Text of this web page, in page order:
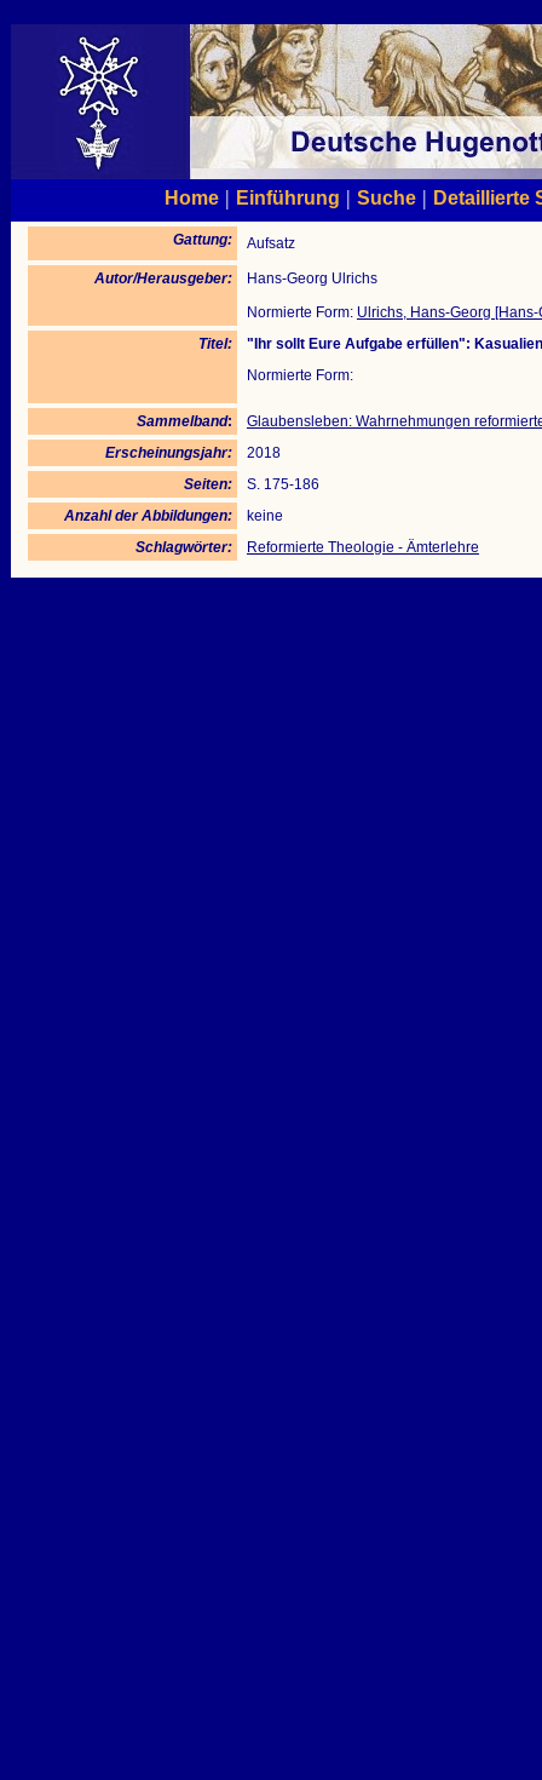
Home| Einführung | Suche| Detaillierte
Gattung: Aufsatz
Autor/Herausgeber:
Hans-Georg Ulrichs
Normierte Form: Ulrichs, Hans-Georg
Titel:
"Ihr sollt Eure Aufgabe erfüllen":
Normierte Form:
Sammelband:
Glaubensleben: Wahrnehmungen
Erscheinungsjahr:
2018
Seiten:
S. 175-186
Anzahl der Abbildungen:
keine
Schlagwörter:
Reformierte Theologie - Ämterlehre